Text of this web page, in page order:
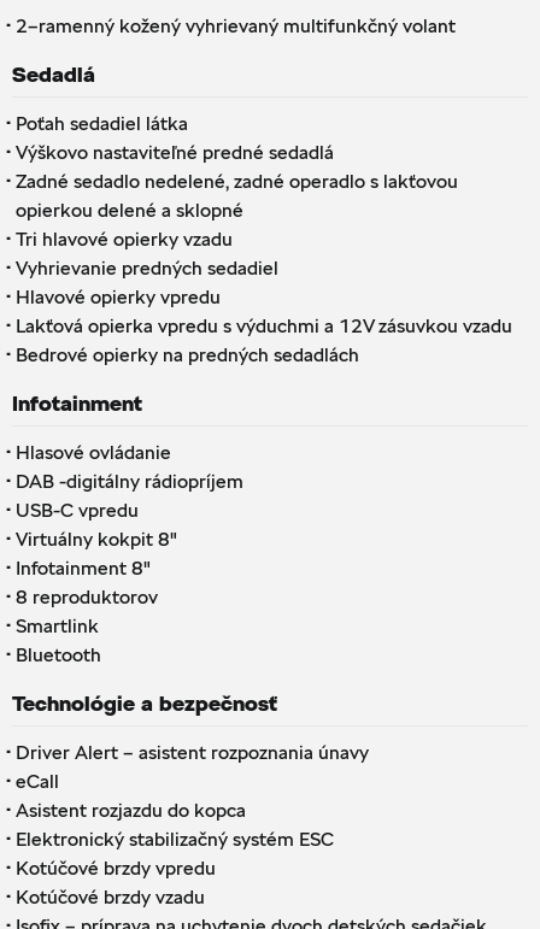
· 2–ramenný kožený vyhrievaný multifunkčný volant
Sedadlá
· Poťah sedadiel látka
· Výškovo nastaviteľné predné sedadlá
· Zadné sedadlo nedelené, zadné operadlo s lakťovou
opierkou delené a sklopné
· Tri hlavové opierky vzadu
· Vyhrievanie predných sedadiel
· Hlavové opierky vpredu
· Lakťová opierka vpredu s výduchmi a 12V zásuvkou vzadu
· Bedrové opierky na predných sedadlách
Infotainment
· Hlasové ovládanie
· DAB -digitálny rádiopríjem
· USB-C vpredu
· Virtuálny kokpit 8"
· Infotainment 8"
· 8 reproduktorov
· Smartlink
· Bluetooth
Technológie a bezpečnosť
· Driver Alert – asistent rozpoznania únavy
· eCall
· Asistent rozjazdu do kopca
· Elektronický stabilizačný systém ESC
· Kotúčové brzdy vpredu
· Kotúčové brzdy vzadu